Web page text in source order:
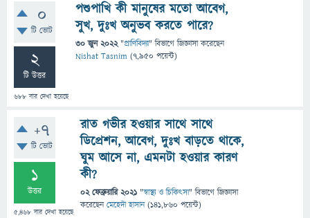
0
টি ভোট
2
টি উত্তর
688 বার দেখা হয়েছে
পশুপাখি কী মানুষের মতো আবেগ,
সুখ, দুঃখ অনুভব করতে পারে?
30 জুন 2022 "প্রাণিবিদ্যা" বিভাগে জিজ্ঞাসাকরেছেন
Nishat Tasnim (7,950 পয়েন্ট)
+7
টি ভোট
1
উত্তর
5,468 বার দেখা হয়েছে
রাত গভীর হওয়ার সাথে সাথে
ডিপ্রেশন, আবেগ, দুঃখ বাড়তে থাকে,
ঘুম আসে না, এমনটা হওয়ার কারণ
কী?
02 ফেব্রুয়ারি 2021 "স্বাস্থ্য ও চিকিৎসা" বিভাগে জিজ্ঞাসা
করেছেনমেহেদী হাসান (141,860 পয়েন্ট)